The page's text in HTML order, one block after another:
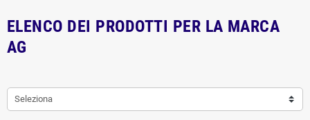
ELENCO DEI PRODOTTI PER LA MARCA
AG
Seleziona